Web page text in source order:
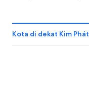
ini,
8
Agu
untuk
besok
malam,
Kim
Phát
untuk
Kota di dekat Kim Phát